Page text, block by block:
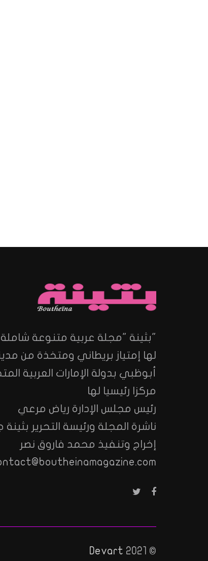
"بثينة "مجلة عربية متنوعة شاملة
لها إمتياز بريطاني ومتخذة من
أبوظبي بدولة الإمارات العربية
مركزا رئيسيا لها
رئيس مجلس الإدارة رياض مرعي
ناشرة المجلة ورئيسة التحرير بثينة
إخراج وتنفيذ محمد فاروق نصر
© 2021
Devart